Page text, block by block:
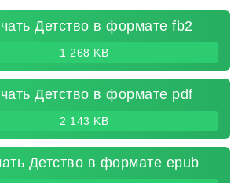
Детство в формате fb2
1 268 KB
Детство в формате pdf
2 143 KB
Детство в формате epub